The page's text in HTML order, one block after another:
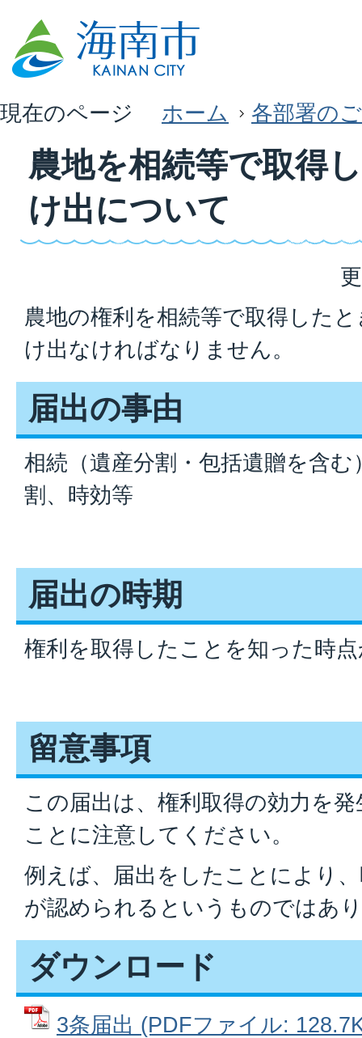
現在のページ ホーム 各部署の
農地を相続等で取得
け出について
農地の権利を相続等で取得した
け出なければなりません。
届出の事由
相続（遺産分割・包括遺贈を含
割、時効等
届出の時期
権利を取得したことを知った時
留意事項
この届出は、権利取得の効力を
ことに注意してください。
例えば、届出をしたことにより
が認められるというものではあ
ダウンロード
3条届出 (PDFファイル: